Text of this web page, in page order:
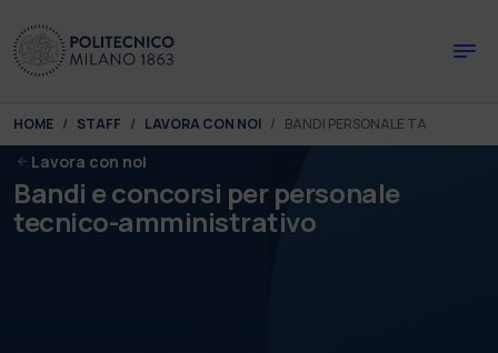
You are here:
HOME STAFF LAVORA CON NOI BANDI PERSONALE TA
Lavora con noi
Bandi e concorsi per personale
tecnico-amministrativo